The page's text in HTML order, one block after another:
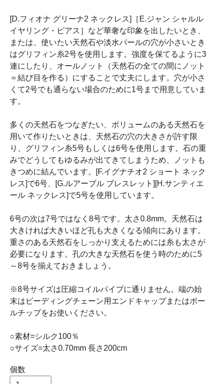
[D.フィオナ グリーナ2 ネックレス]［E.ジャン シャルル
イヤリング・ピアス］など華奢な印象を出したいとき、
または、使いたい天然石や淡水パールの穴が小さいとき
はグリフィン糸2号を使用します。強度を保てるように3
連にしたり、オールノット（天然石の全ての間にノット
＝結び目を作る）にすることで丈夫にします。穴が小さ
くて2号でも通らない場合のために1号まで用意していま
す。
多くの天然石をつなぎたい、ボリュームのある天然石を
用いて作りたいときは、天然石の穴の大きさが許す限
り、グリフィン糸5号もしくは6号を使用します。石の重
みでどうしてもゆるみが出てきてしまうため、ノットも
きつめに結んでいます。[F.イグナチオ2 ショート ネック
レス]で6号、[G.ルアーブル ブレスレット][H.サンティエ
ール ネックレス]で5号を使用しています。
6号の次は7号ではなく8号です。太さ0.8mm。天然石は
大きければ大きいほど孔も大きくなる傾向にあります。
重さのある天然石をしっかり支えるためには糸も太さが
必要になります。孔の大きな天然石を使う時のために5
～8号を揃えておきましょう。
※8号サイズは圧縮コイルパイプに通りません。端の始
末はビーディングチェーン用エンドキャップまたはボー
ルチップをお使いください。
○素材=シルク100％
○サイズ=太さ0.70mm 長さ200cm
個数